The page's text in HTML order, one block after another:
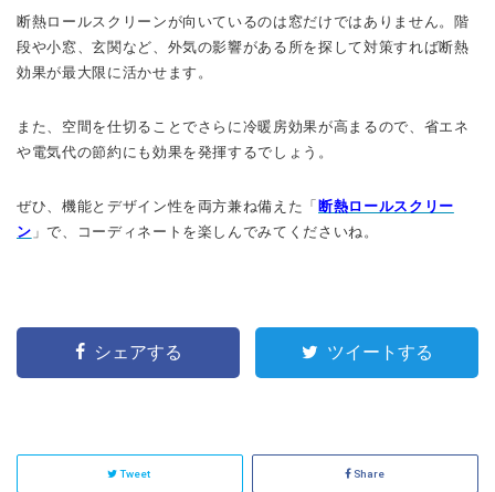
断熱ロールスクリーンが向いているのは窓だけではありません。階
段や小窓、玄関など、外気の影響がある所を探して対策すれば断熱
効果が最大限に活かせます。
また、空間を仕切ることでさらに冷暖房効果が高まるので、省エネ
や電気代の節約にも効果を発揮するでしょう。
ぜひ、機能とデザイン性を両方兼ね備えた「 断熱ロールスクリー
ン 」で、コーディネートを楽しんでみてくださいね。
シェアする ツイートする
Tweet Share